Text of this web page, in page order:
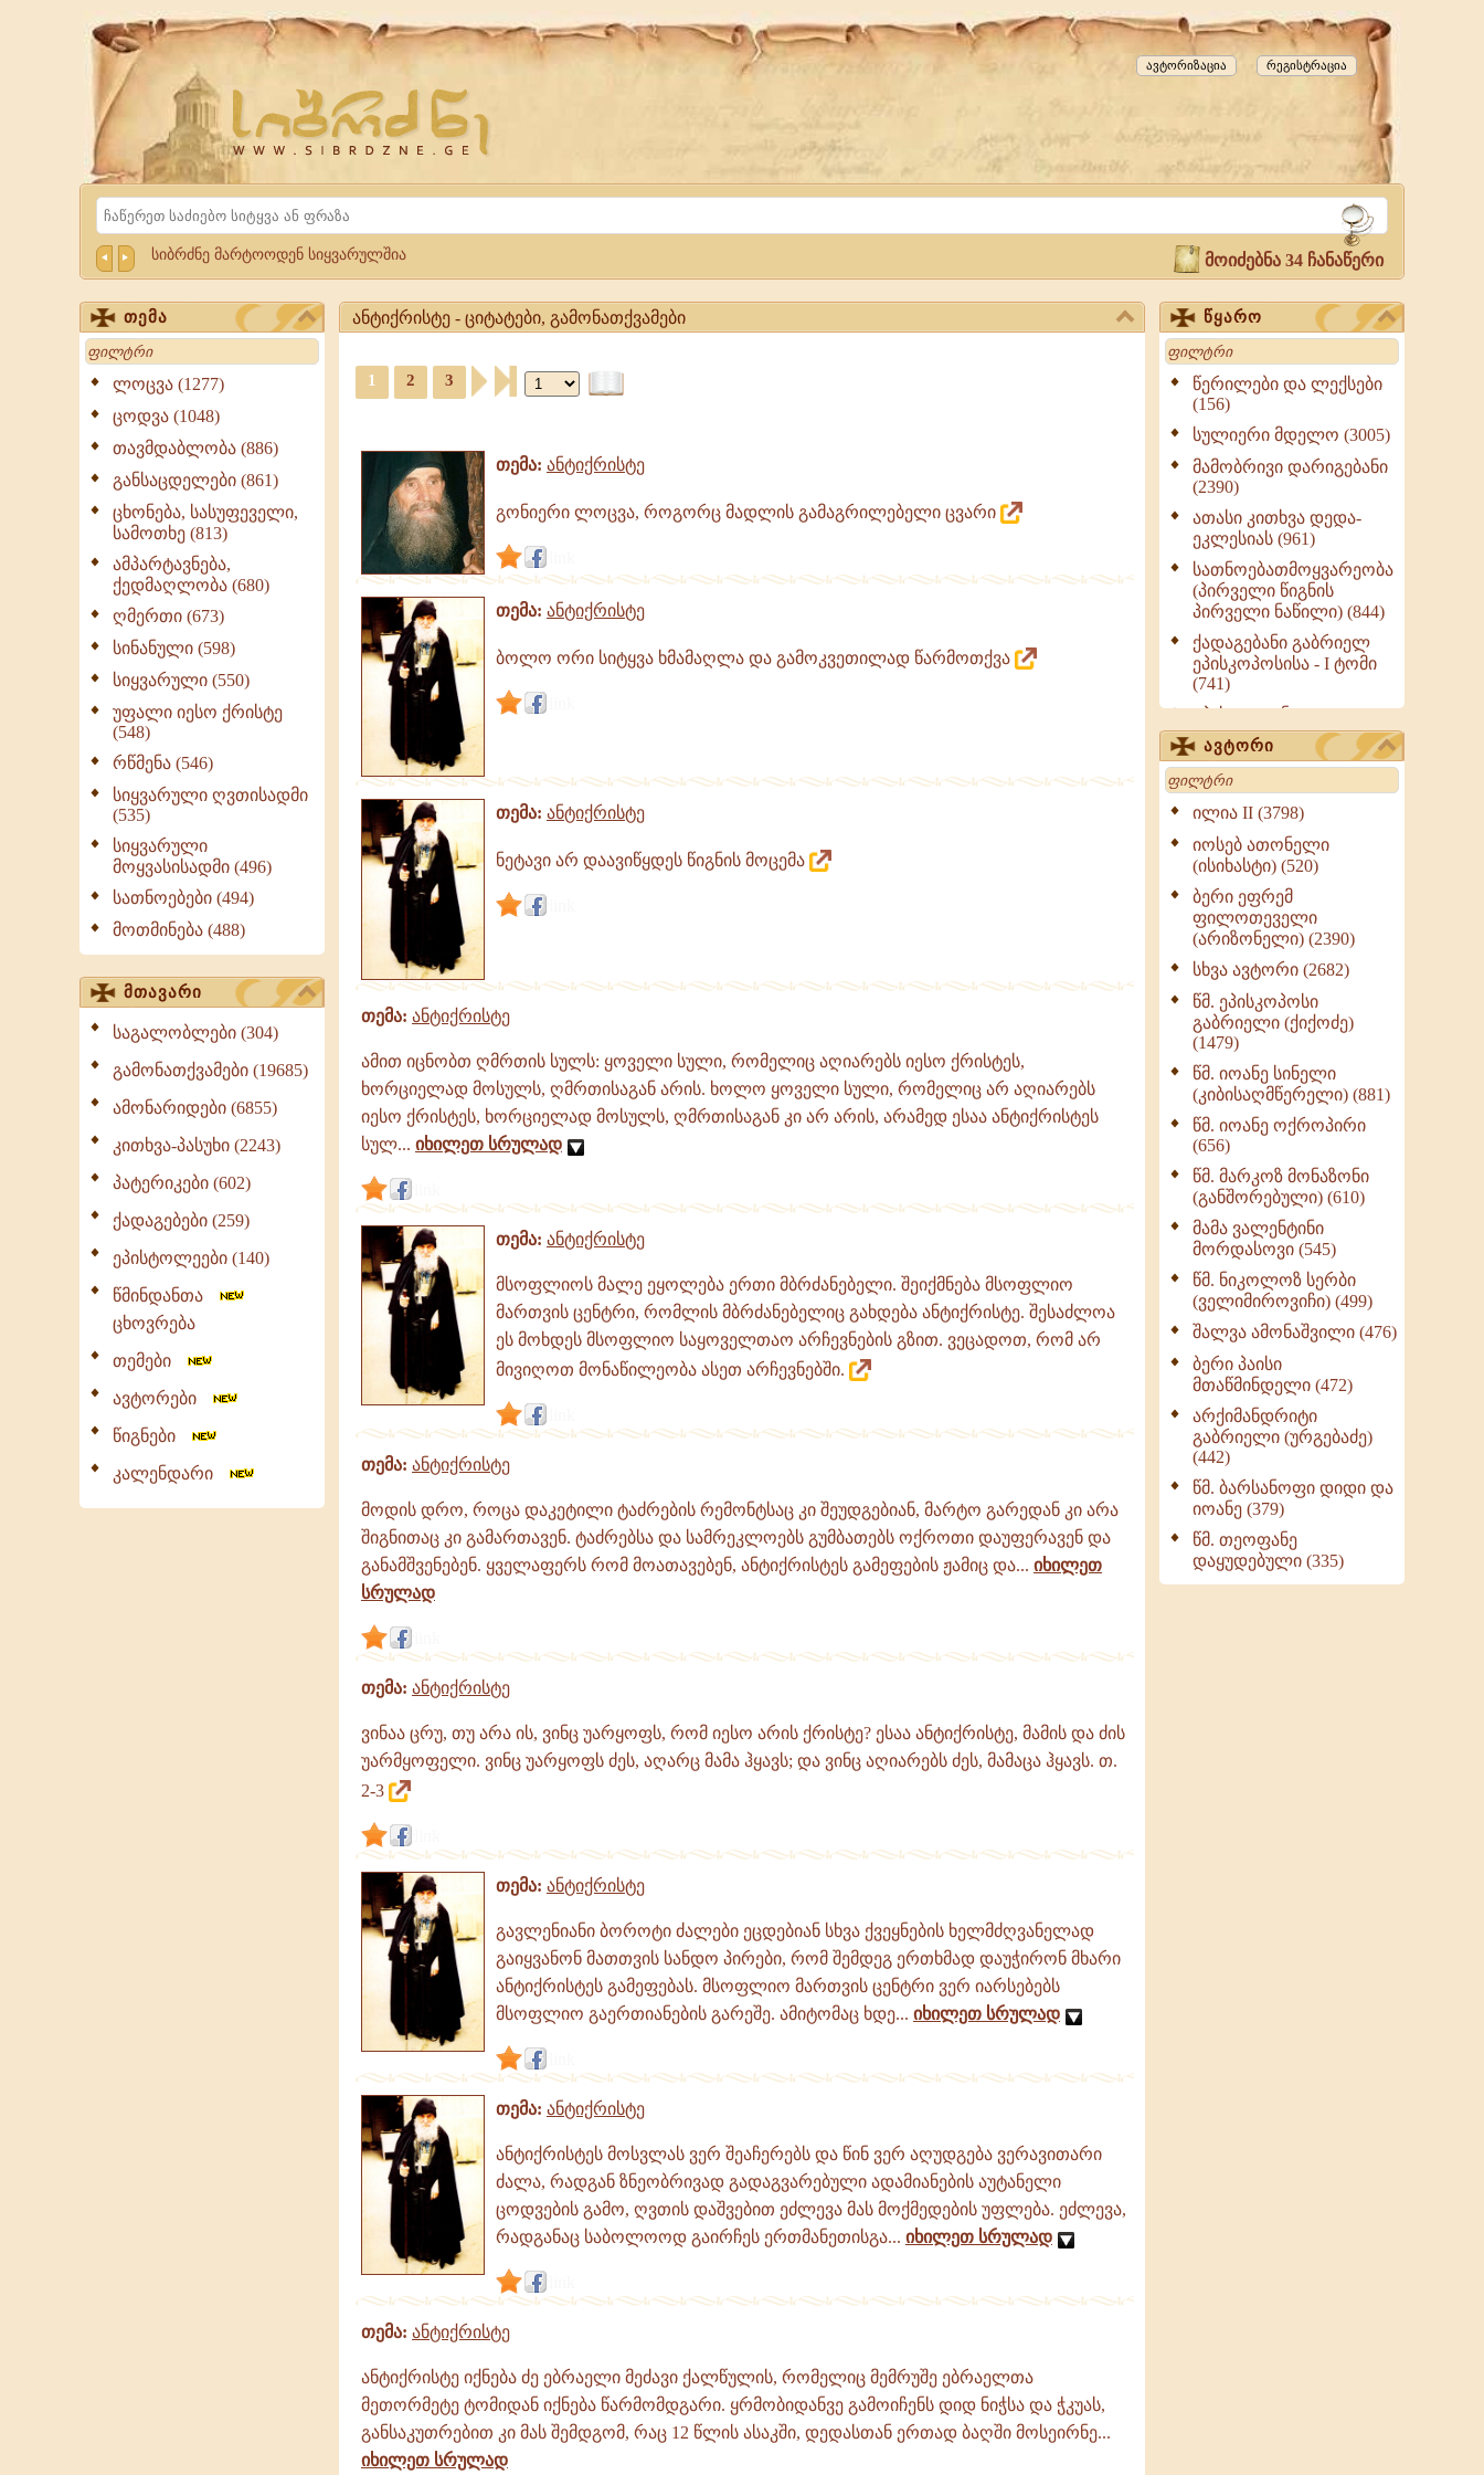
Website
Sibrdzne.ge
რეგისტრაცია
ავტორიზაცია
Search
სიბრძნე მარტოოდენ სიყვარულშია
მოიძებნა 34 ჩანაწერი
თემა
Search
ლოცვა (1277)
ცოდვა (1048)
თავმდაბლობა (886)
განსაცდელები (861)
ცხონება, სასუფეველი,
სამოთხე (813)
ამპარტავნება,
ქედმაღლობა (680)
ღმერთი (673)
სინანული (598)
სიყვარული (550)
უფალი იესო ქრისტე
(548)
რწმენა (546)
სიყვარული ღვთისადმი
(535)
სიყვარული
მოყვასისადმი (496)
სათნოებები (494)
მოთმინება (488)
მთავარი
საგალობლები (304)
გამონათქვამები (19685)
ამონარიდები (6855)
კითხვა-პასუხი (2243)
პატერიკები (602)
ქადაგებები (259)
ეპისტოლეები (140)
წმინდანთა
ცხოვრება
თემები
ავტორები
წიგნები
კალენდარი
ანტიქრისტე - ციტატები, გამონათქვამები
ციტატები,
გამონათქვამები,
ციტატები
გამონათქვამები
1 2 3
თემა: ანტიქრისტე
გონიერი ლოცვა, როგორც მადლის გამაგრილებელი ცვარი
თემა: ანტიქრისტე
ბოლო ორი სიტყვა ხმამაღლა და გამოკვეთილად წარმოთქვა
თემა: ანტიქრისტე
ნეტავი არ დაავიწყდეს წიგნის მოცემა
თემა: ანტიქრისტე
ამით იცნობთ ღმრთის სულს: ყოველი სული, რომელიც აღიარებს იესო ქრისტეს,
ხორციელად მოსულს, ღმრთისაგან არის. ხოლო ყოველი სული, რომელიც არ აღიარებს
იესო ქრისტეს, ხორციელად მოსულს, ღმრთისაგან კი არ არის, არამედ ესაა ანტიქრისტეს
სულ... იხილეთ სრულად
თემა: ანტიქრისტე
მსოფლიოს მალე ეყოლება ერთი მბრძანებელი. შეიქმნება მსოფლიო
მართვის ცენტრი, რომლის მბრძანებელიც გახდება ანტიქრისტე. შესაძლოა
ეს მოხდეს მსოფლიო საყოველთაო არჩევნების გზით. ვეცადოთ, რომ არ
მივიღოთ მონაწილეობა ასეთ არჩევნებში.
თემა: ანტიქრისტე
მოდის დრო, როცა დაკეტილი ტაძრების რემონტსაც კი შეუდგებიან, მარტო გარედან კი არა
შიგნითაც კი გამართავენ. ტაძრებსა და სამრეკლოებს გუმბათებს ოქროთი დაუფერავენ და
განამშვენებენ. ყველაფერს რომ მოათავებენ, ანტიქრისტეს გამეფების ჟამიც და... იხილეთ
სრულად
თემა: ანტიქრისტე
ვინაა ცრუ, თუ არა ის, ვინც უარყოფს, რომ იესო არის ქრისტე? ესაა ანტიქრისტე, მამის და ძის
უარმყოფელი. ვინც უარყოფს ძეს, აღარც მამა ჰყავს; და ვინც აღიარებს ძეს, მამაცა ჰყავს. თ.
2-3
თემა: ანტიქრისტე
გავლენიანი ბოროტი ძალები ეცდებიან სხვა ქვეყნების ხელმძღვანელად
გაიყვანონ მათთვის სანდო პირები, რომ შემდეგ ერთხმად დაუჭირონ მხარი
ანტიქრისტეს გამეფებას. მსოფლიო მართვის ცენტრი ვერ იარსებებს
მსოფლიო გაერთიანების გარეშე. ამიტომაც ხდე... იხილეთ სრულად
თემა: ანტიქრისტე
ანტიქრისტეს მოსვლას ვერ შეაჩერებს და წინ ვერ აღუდგება ვერავითარი
ძალა, რადგან ზნეობრივად გადაგვარებული ადამიანების აუტანელი
ცოდვების გამო, ღვთის დაშვებით ეძლევა მას მოქმედების უფლება. ეძლევა,
რადგანაც საბოლოოდ გაირჩეს ერთმანეთისგა... იხილეთ სრულად
თემა: ანტიქრისტე
ანტიქრისტე იქნება ძე ებრაელი მეძავი ქალწულის, რომელიც მემრუშე ებრაელთა
მეთორმეტე ტომიდან იქნება წარმომდგარი. ყრმობიდანვე გამოიჩენს დიდ ნიჭსა და ჭკუას,
განსაკუთრებით კი მას შემდგომ, რაც 12 წლის ასაკში, დედასთან ერთად ბაღში მოსეირნე...
იხილეთ სრულად
წყარო
Search
წერილები და ლექსები
(156)
სულიერი მდელო (3005)
მამობრივი დარიგებანი
(2390)
ათასი კითხვა დედა-
ეკლესიას (961)
სათნოებათმოყვარეობა
(პირველი წიგნის
პირველი ნაწილი) (844)
ქადაგებანი გაბრიელ
ეპისკოპოსისა - I ტომი
(741)
ეპისტოლენი,
ქადაგებანი, სიტყვანი
(ნაწილი III) (723)
მოძღვრის ძალზე
სასარგებლო რჩევები
მრევლისათვის (545)
Wisdomge (514)
ქადაგებანი გაბრიელ
ეპისკოპოსისა - II ტომი
(370)
სულიერი ცხოვრების
სახელმძღვანელო -
ნაწილი II (369)
ღმერთი და ადამიანები
(287)
ბერის დიადემა (278)
მონაზვნური
გამოცდილების
ოთხი ასეული თავი
სიყვარულის შესახებ
(259)
ავტორი
Search
ილია II (3798)
იოსებ ათონელი
(ისიხასტი) (520)
ბერი ეფრემ
ფილოთეველი
(არიზონელი) (2390)
სხვა ავტორი (2682)
წმ. ეპისკოპოსი
გაბრიელი (ქიქოძე)
(1479)
წმ. იოანე სინელი
(კიბისაღმწერელი) (881)
წმ. იოანე ოქროპირი
(656)
წმ. მარკოზ მონაზონი
(განშორებული) (610)
მამა ვალენტინი
მორდასოვი (545)
წმ. ნიკოლოზ სერბი
(ველიმიროვიჩი) (499)
შალვა ამონაშვილი (476)
ბერი პაისი
მთაწმინდელი (472)
არქიმანდრიტი
გაბრიელი (ურგებაძე)
(442)
წმ. ბარსანოფი დიდი და
იოანე (379)
წმ. თეოფანე
დაყუდებული (335)